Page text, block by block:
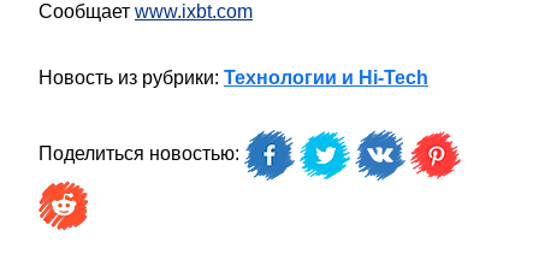
Сообщает www.ixbt.com
Новость из рубрики: Технологии и Hi-Tech
Поделиться новостью: